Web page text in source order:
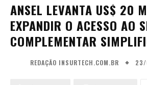
ANSEL LEVANTA US$ 20
EXPANDIR O ACESSO AO
COMPLEMENTAR
REDAÇÃO INSURTECH.COM.BR